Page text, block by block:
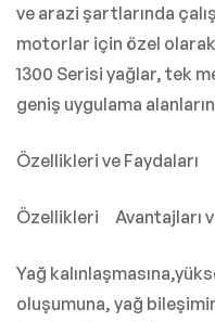
ve arazi şartlarında
motorlar için özel
1300 Serisi yağlar, tek
geniş uygulama
Özellikleri ve Faydaları
Özellikleri Avantajları
Yağ
oluşumuna, yağ